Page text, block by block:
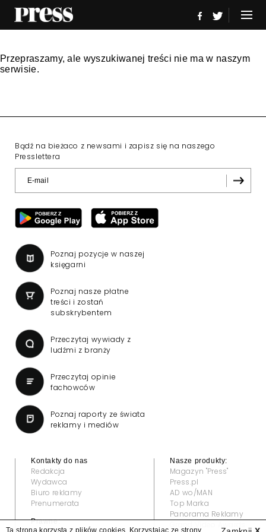
Przepraszamy, ale wyszukiwanej treści nie ma w naszym
serwisie.
Bądź na bieżaco z newsami i zapisz się na naszego
Presslettera
Poznaj pozycje w naszej
księgarni
Poznaj nasze płatne
treści i zostań
subskrybentem
Przeczytaj wywiady z
ludźmi z branży
Przeczytaj opinie
fachowców
Poznaj raporty ze świata
reklamy i mediów
Kontakty do nas
Redakcja
Wydawca
Biuro reklamy
Prenumerata
Prawne:
Nasze produkty:
Magazyn "Press"
Press.pl
AD wo/MAN
Top Marka
Panorama Reklamy
Ta strona korzysta z plików cookies. Korzystając ze strony